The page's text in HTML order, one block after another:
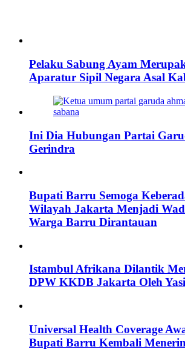
Pelaku Sabung Ayam
Aparatur Sipil Negara Asal
Ini Dia Hubungan Partai
Gerindra
Bupati Barru Semoga
Wilayah Jakarta Menjadi
Warga Barru Dirantauan
Istambul Afrikana Dilantik
DPW KKDB Jakarta Oleh
Universal Health Coverage
Bupati Barru Kembali